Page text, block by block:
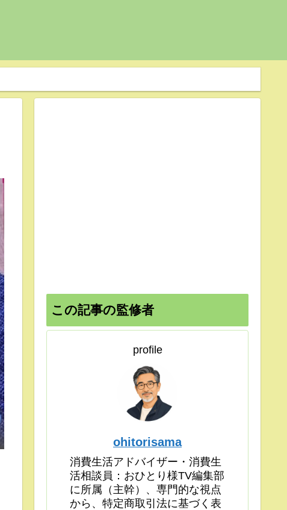
この記事の監修者
profile
ohitorisama
消費生活アドバイザー・消費生
活相談員：おひとり様TV編集部
に所属（主幹）、専門的な視点
から、特定商取引法に基づく表